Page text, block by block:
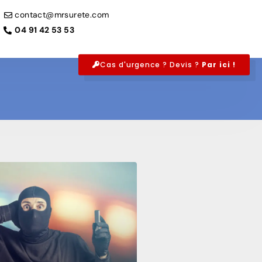
contact@mrsurete.com
04 91 42 53 53
Cas d'urgence ? Devis ? Par ici !